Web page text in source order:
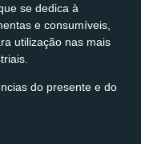
se dedica à
e consumíveis,
utilização nas mais
do presente e do